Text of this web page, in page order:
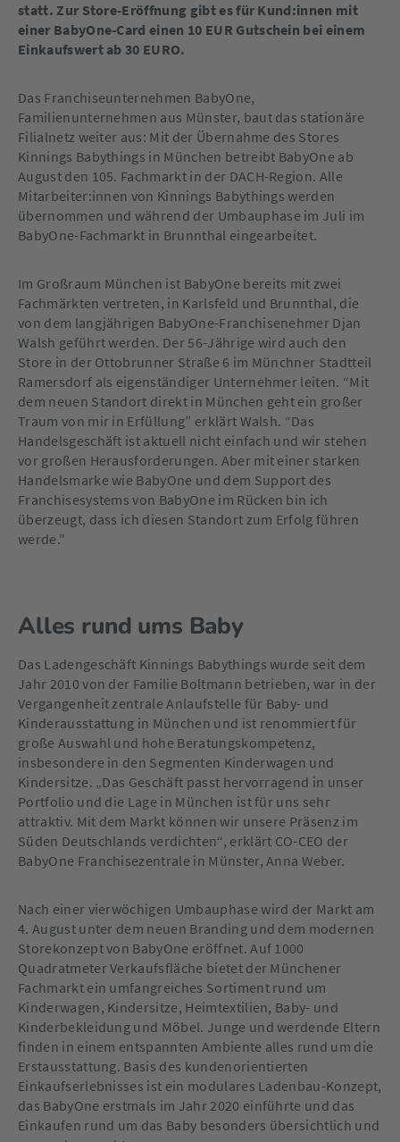
statt. Zur Store-Eröffnung gibt es für Kund:innen mit
einer BabyOne-Card einen 10 EUR Gutschein bei einem
Einkaufswert ab 30 EURO.
Das Franchiseunternehmen BabyOne,
Familienunternehmen aus Münster, baut das stationäre
Filialnetz weiter aus: Mit der Übernahme des Stores
Kinnings Babythings in München betreibt BabyOne ab
August den 105. Fachmarkt in der DACH-Region. Alle
Mitarbeiter:innen von Kinnings Babythings werden
übernommen und während der Umbauphase im Juli im
BabyOne-Fachmarkt in Brunnthal eingearbeitet.
Im Großraum München ist BabyOne bereits mit zwei
Fachmärkten vertreten, in Karlsfeld und Brunnthal, die
von dem langjährigen BabyOne-Franchisenehmer Djan
Walsh geführt werden. Der 56-Jährige wird auch den
Store in der Ottobrunner Straße 6 im Münchner Stadtteil
Ramersdorf als eigenständiger Unternehmer leiten. “Mit
dem neuen Standort direkt in München geht ein großer
Traum von mir in Erfüllung” erklärt Walsh. “Das
Handelsgeschäft ist aktuell nicht einfach und wir stehen
vor großen Herausforderungen. Aber mit einer starken
Handelsmarke wie BabyOne und dem Support des
Franchisesystems von BabyOne im Rücken bin ich
überzeugt, dass ich diesen Standort zum Erfolg führen
werde."
Alles rund ums Baby
Das Ladengeschäft Kinnings Babythings wurde seit dem
Jahr 2010 von der Familie Boltmann betrieben, war in der
Vergangenheit zentrale Anlaufstelle für Baby- und
Kinderausstattung in München und ist renommiert für
große Auswahl und hohe Beratungskompetenz,
insbesondere in den Segmenten Kinderwagen und
Kindersitze. „Das Geschäft passt hervorragend in unser
Portfolio und die Lage in München ist für uns sehr
attraktiv. Mit dem Markt können wir unsere Präsenz im
Süden Deutschlands verdichten“, erklärt CO-CEO der
BabyOne Franchisezentrale in Münster, Anna Weber.
Nach einer vierwöchigen Umbauphase wird der Markt am
4. August unter dem neuen Branding und dem modernen
Storekonzept von BabyOne eröffnet. Auf 1000
Quadratmeter Verkaufsfläche bietet der Münchener
Fachmarkt ein umfangreiches Sortiment rund um
Kinderwagen, Kindersitze, Heimtextilien, Baby- und
Kinderbekleidung und Möbel. Junge und werdende Eltern
finden in einem entspannten Ambiente alles rund um die
Erstausstattung. Basis des kundenorientierten
Einkaufserlebnisses ist ein modulares Ladenbau-Konzept,
das BabyOne erstmals im Jahr 2020 einführte und das
Einkaufen rund um das Baby besonders übersichtlich und